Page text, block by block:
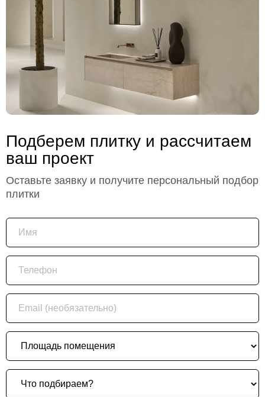
Подберем плитку и рассчитаем
ваш проект
Оставьте заявку и получите персональный подбор
плитки
Имя
Телефон
Email (необязательно)
Площадь помещения
Что подбираем?